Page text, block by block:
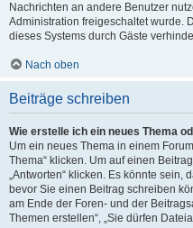
Nachrichten an andere Benutzer
Administration freigeschaltet wurde.
dieses Systems durch Gäste
Nach oben
Beiträge schreiben
Wie erstelle ich ein neues Thema
Um ein neues Thema in einem
Thema“ klicken. Um auf einen
„Antworten“ klicken. Es könnte sein,
bevor Sie einen Beitrag schreiben
am Ende der Foren- und der
Themen erstellen“, „Sie dürfen